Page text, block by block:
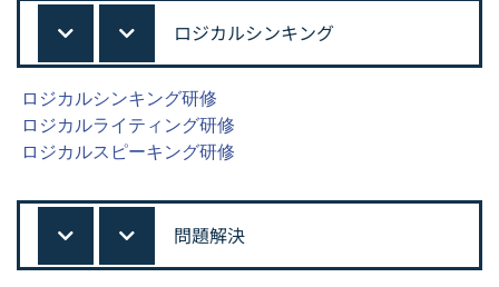
ロジカルシンキング
ロジカルシンキング研修
ロジカルライティング研修
ロジカルスピーキング研修
問題解決